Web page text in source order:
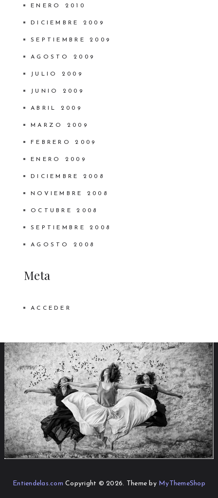
ENERO 2010
DICIEMBRE 2009
SEPTIEMBRE 2009
AGOSTO 2009
JULIO 2009
JUNIO 2009
ABRIL 2009
MARZO 2009
FEBRERO 2009
ENERO 2009
DICIEMBRE 2008
NOVIEMBRE 2008
OCTUBRE 2008
SEPTIEMBRE 2008
AGOSTO 2008
Meta
ACCEDER
Entiendelas.com Copyright © 2026. Theme by MyThemeShop